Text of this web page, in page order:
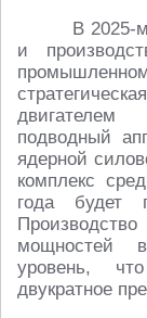
В 2025-
и
двигателем
подводный
ядерной
комплекс
года будет
мощностей
уровень,
двукратное